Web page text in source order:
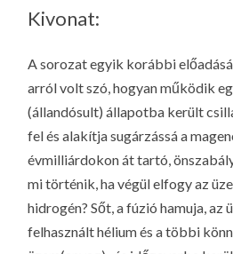
Kivonat:
A sorozat egyik korábbi
arról volt szó, hogyan működik
(állandósult) állapotba került
fel és alakítja sugárzássá a
évmilliárdokon át tartó,
mi történik, ha végül elfogy az
hidrogén? Sőt, a fúzió hamuja, az
felhasznált hélium és a többi